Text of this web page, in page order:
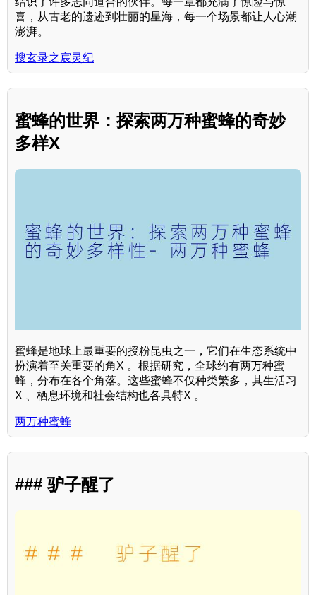
喜，从古老的遗迹到壮丽的星海，每一个场景都让人心潮
澎湃。
搜玄录之宸灵纪
蜜蜂的世界：探索两万种蜜蜂的奇妙
多样X
蜜蜂是地球上最重要的授粉昆虫之一，它们在生态系统中
扮演着至关重要的角X 。根据研究，全球约有两万种蜜
蜂，分布在各个角落。这些蜜蜂不仅种类繁多，其生活习
X 、栖息环境和社会结构也各具特X 。
两万种蜜蜂
### 驴子醒了